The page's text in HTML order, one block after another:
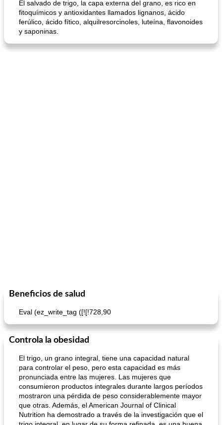
sopa de lentejas negras del chef john
El salvado de trigo, la capa externa del grano, es rico en
fitoquímicos y antioxidantes llamados lignanos, ácido
ferúlico, ácido fítico, alquilresorcinoles, luteína, flavonoides
y saponinas.
Beneficios de salud
Eval (ez_write_tag ([![!728,90
Controla la obesidad
El trigo, un grano integral, tiene una capacidad natural
para controlar el peso, pero esta capacidad es más
pronunciada entre las mujeres. Las mujeres que
consumieron productos integrales durante largos períodos
mostraron una pérdida de peso considerablemente mayor
que otras. Además, el American Journal of Clinical
Nutrition ha demostrado a través de la investigación que el